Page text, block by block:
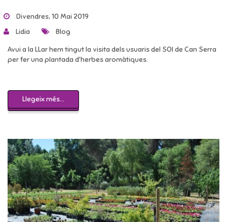
Divendres, 10 Mai 2019
Lidia
Blog
Avui a la LLar hem tingut la visita dels usuaris del SOI de Can Serra
per fer una plantada d'herbes aromàtiques.
Llegeix més...